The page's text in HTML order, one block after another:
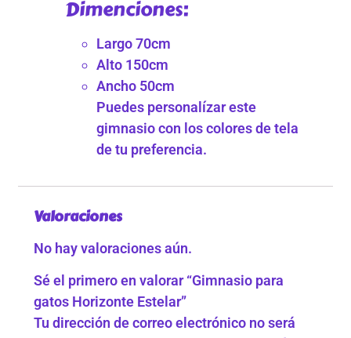
Dimenciones:
Largo 70cm
Alto 150cm
Ancho 50cm
Puedes personalízar este
gimnasio con los colores de tela
de tu preferencia.
Valoraciones
No hay valoraciones aún.
Sé el primero en valorar “Gimnasio para
gatos Horizonte Estelar”
Tu dirección de correo electrónico no será